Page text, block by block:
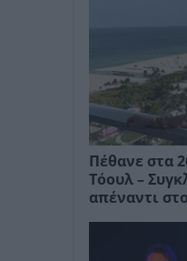
Πέθανε στα
Τόουλ –
απέναντι